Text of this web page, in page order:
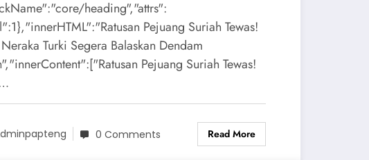
heading","attrs":
Pejuang Suriah Tewas!
Turki Segera Balaskan Dendam
Pejuang Suriah Tewas!
0 Comments Read More